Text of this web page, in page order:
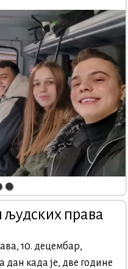
права
10. децембар,
дан када је, две године